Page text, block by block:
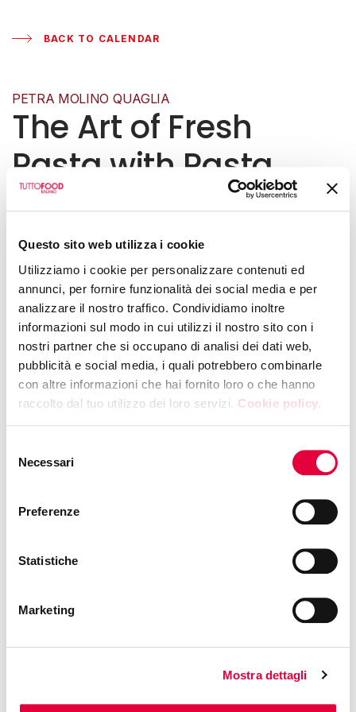
Questo sito web utilizza i cookie
Utilizziamo i cookie per personalizzare contenuti ed
annunci, per fornire funzionalità dei social media e per
analizzare il nostro traffico. Condividiamo inoltre
informazioni sul modo in cui utilizzi il nostro sito con i
nostri partner che si occupano di analisi dei dati web,
pubblicità e social media, i quali potrebbero combinarle
con altre informazioni che hai fornito loro o che hanno
raccolto dal tuo utilizzo dei loro servizi. Cookie policy.
delNecessari
Preferenze
Statistiche
Marketing
Mostra dettagli
BACK TO CALENDAR
PETRA MOLINO QUAGLIA
The Art of Fresh
Pasta with Pasta
With Grandma
WEDNESDAY, 13 MAY 2026
Hall 8 - Booth F13